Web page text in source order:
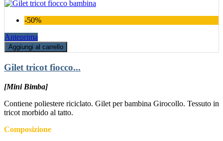
-50%
Anteprima
Aggiungi al carrello
Gilet tricot fiocco...
[Mini Bimba]
Contiene poliestere riciclato. Gilet per bambina Girocollo. Tessuto in
tricot morbido al tatto.
Composizione